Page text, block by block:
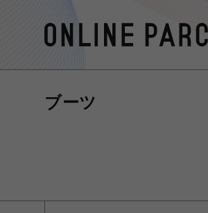
ブーツ